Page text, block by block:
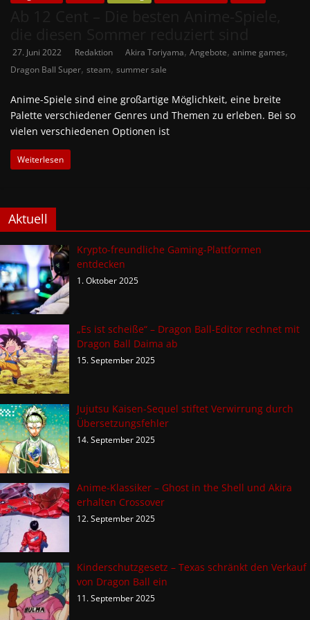
27. Juni 2022 Redaktion Akira Toriyama, Angebote, anime games,
Dragon Ball Super, steam, summer sale
Anime-Spiele sind eine großartige Möglichkeit, eine breite
Palette verschiedener Genres und Themen zu erleben. Bei so
vielen verschiedenen Optionen ist
Weiterlesen
Aktuell
Krypto-freundliche Gaming-Plattformen
entdecken
1. Oktober 2025
„Es ist scheiße“ – Dragon Ball-Editor rechnet mit
Dragon Ball Daima ab
15. September 2025
Jujutsu Kaisen-Sequel stiftet Verwirrung durch
Übersetzungsfehler
14. September 2025
Anime-Klassiker – Ghost in the Shell und Akira
erhalten Crossover
12. September 2025
Kinderschutzgesetz – Texas schränkt den Verkauf
von Dragon Ball ein
11. September 2025